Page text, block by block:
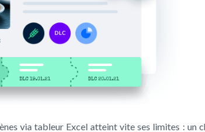
via tableur Excel atteint vite ses limites :